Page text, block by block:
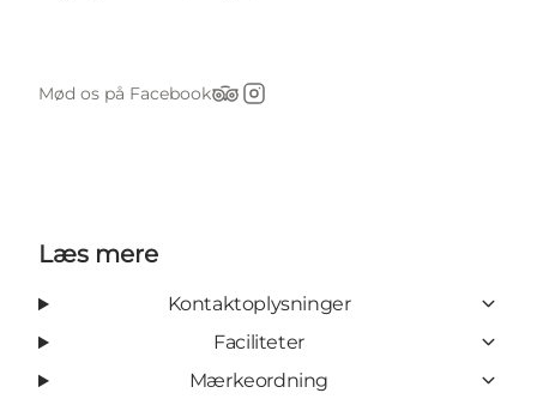
Mød os på Facebook
Tripadvisor
Instagram
Læs mere
Kontaktoplysninger
Faciliteter
Mærkeordning